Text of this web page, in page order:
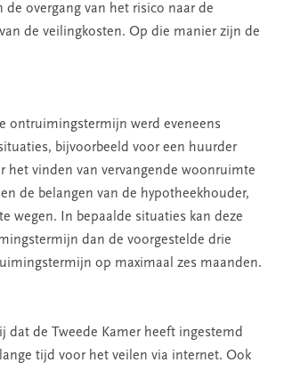
overgang van het risico naar de
de veilingkosten. Op die manier zijn de
ontruimingstermijn werd eveneens
bijvoorbeeld voor een huurder
het vinden van vervangende woonruimte
de belangen van de hypotheekhouder,
wegen. In bepaalde situaties kan deze
dan de voorgestelde drie
op maximaal zes maanden.
dat de Tweede Kamer heeft ingestemd
tijd voor het veilen via internet. Ook